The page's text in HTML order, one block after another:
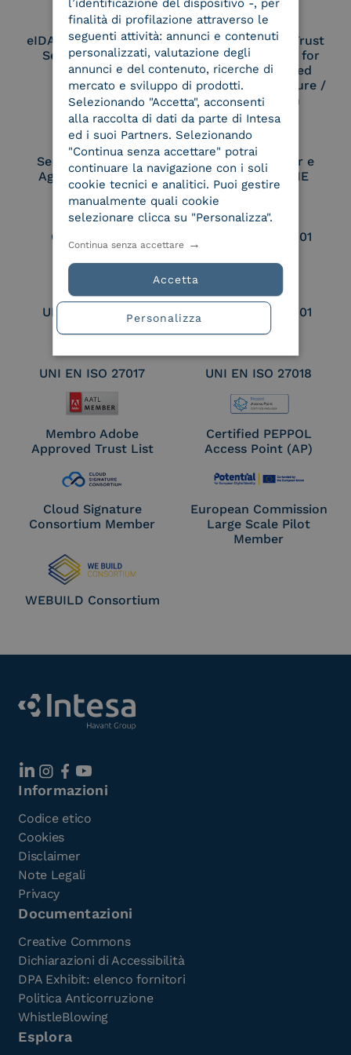
eIDAS Qualified Trust
Service Provider
eIDAS Qualified Trust
Service Provider for
Remote Qualified
Electronic Signature /
Seal Creation
Service Provider e
Aggregatore SPID
Service Provider e
Aggregatore CIE
Conservatore
qualificato
UNI EN ISO 37001
UNI EN ISO 9001 UNI EN ISO 27001
UNI EN ISO 27017 UNI EN ISO 27018
Membro Adobe
Approved Trust List
Certified PEPPOL
Access Point (AP)
Cloud Signature
Consortium Member
European Commission
Large Scale Pilot
Member
WEBUILD Consortium
Informazioni
Codice etico
Cookies
Disclaimer
Note Legali
Privacy
Documentazioni
Creative Commons
Dichiarazioni di Accessibilità
DPA Exhibit: elenco fornitori
Politica Anticorruzione
WhistleBlowing
Esplora
l’identificazione del dispositivo -, per
finalità di profilazione attraverso le
seguenti attività: annunci e contenuti
personalizzati, valutazione degli
annunci e del contenuto, ricerche di
mercato e sviluppo di prodotti.
Selezionando "Accetta", acconsenti
alla raccolta di dati da parte di Intesa
ed i suoi Partners. Selezionando
"Continua senza accettare" potrai
continuare la navigazione con i soli
cookie tecnici e analitici. Puoi gestire
manualmente quali cookie
selezionare clicca su "Personalizza".
Accetta
Continua senza accettare
Personalizza